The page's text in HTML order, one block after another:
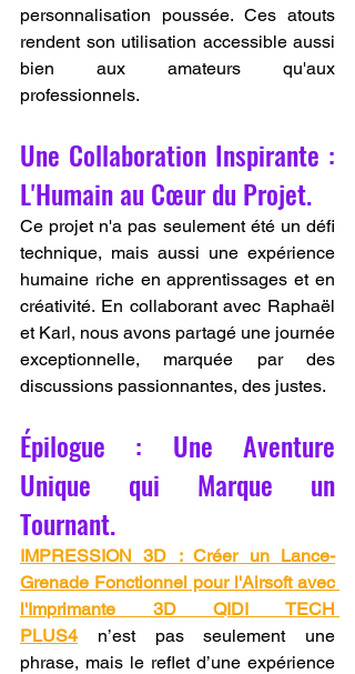
personnalisation poussée. Ces atouts
rendent son utilisation accessible aussi
bien aux amateurs qu'aux
professionnels.
Une Collaboration Inspirante :
L'Humain au Cœur du Projet.
Ce projet n'a pas seulement été un défi
technique, mais aussi une expérience
humaine riche en apprentissages et en
créativité. En collaborant avec Raphaël
et Karl, nous avons partagé une journée
exceptionnelle, marquée par des
discussions passionnantes, des justes.
Épilogue : Une Aventure
Unique qui Marque un
Tournant.
IMPRESSION 3D : Créer un Lance-
Grenade Fonctionnel pour l'Airsoft avec
l'Imprimante 3D QIDI TECH
PLUS4 n’est pas seulement une
phrase, mais le reflet d’une expérience